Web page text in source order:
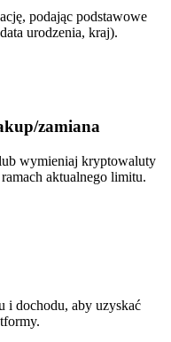
podając podstawowe
urodzenia, kraj).
zamiana
wymieniaj kryptowaluty
aktualnego limitu.
i dochodu, aby uzyskać